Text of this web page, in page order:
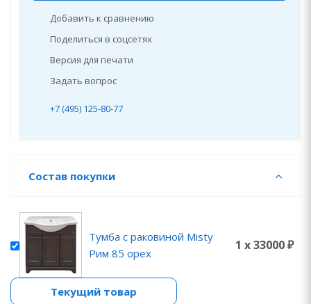
Добавить к сравнению
Поделиться в соцсетях
Версия для печати
Задать вопрос
+7 (495) 125-80-77
Состав покупки
Тумба с раковиной Misty
Рим 85 орех
1 x 33000 ₽
Текущий товар